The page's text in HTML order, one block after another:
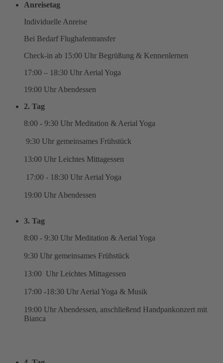
Anreisetag
Individuelle Anreise
Bei Bedarf Flughafentransfer
Check-in ab 15:00 Uhr Begrüßung & Kennenlernen
17:00 – 18:30 Uhr Aerial Yoga
19:00 Uhr Abendessen
2. Tag
8:00 - 9:30 Uhr Meditation & Aerial Yoga
9:30 Uhr gemeinsames Frühstück
13:00 Uhr Leichtes Mittagessen
17:00 - 18:30 Uhr Aerial Yoga
19:00 Uhr Abendessen
3. Tag
8:00 - 9:30 Uhr Meditation & Aerial Yoga
9:30 Uhr gemeinsames Frühstück
13:00 Uhr Leichtes Mittagessen
17:00 -18:30 Uhr Aerial Yoga & Musik
19:00 Uhr Abendessen, anschließend Handpankonzert mit
Bianca